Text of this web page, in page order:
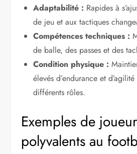
Adaptabilité : Rapides à
de jeu et aux tactiques
Compétences techniques :
de balle, des passes et des
Condition physique :
élevés d’endurance et
différents rôles.
Exemples de
polyvalents au